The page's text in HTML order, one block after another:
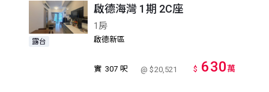
露台
啟德海灣 1期 2C座
1房
啟德新區
實 307 呎 @ $20,521 $ 630萬